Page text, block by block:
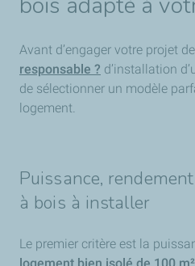
Avant d’engager votre projet de
responsable ? d’installation
de sélectionner un modèle
logement.
Puissance,
à bois à installer
Le premier critère est la